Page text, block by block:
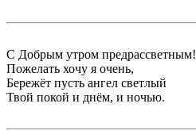
С Добрым утром предрассветным!
Пожелать хочу я очень,
Бережёт пусть ангел светлый
Твой покой и днём, и ночью.